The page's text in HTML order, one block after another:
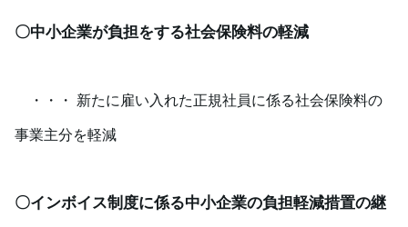
〇中小企業が負担をする社会保険料の軽減
・・・ 新たに雇い入れた正規社員に係る社会保険料の
事業主分を軽減
〇インボイス制度に係る中小企業の負担軽減措置の継